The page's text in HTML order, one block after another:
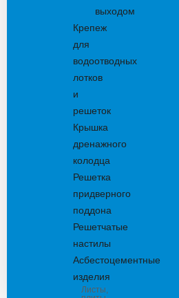
выходом
Крепеж
для
водоотводных
лотков
и
решеток
Крышка
дренажного
колодца
Решетка
придверного
поддона
Решетчатые
настилы
Асбестоцементные
изделия
Листы,